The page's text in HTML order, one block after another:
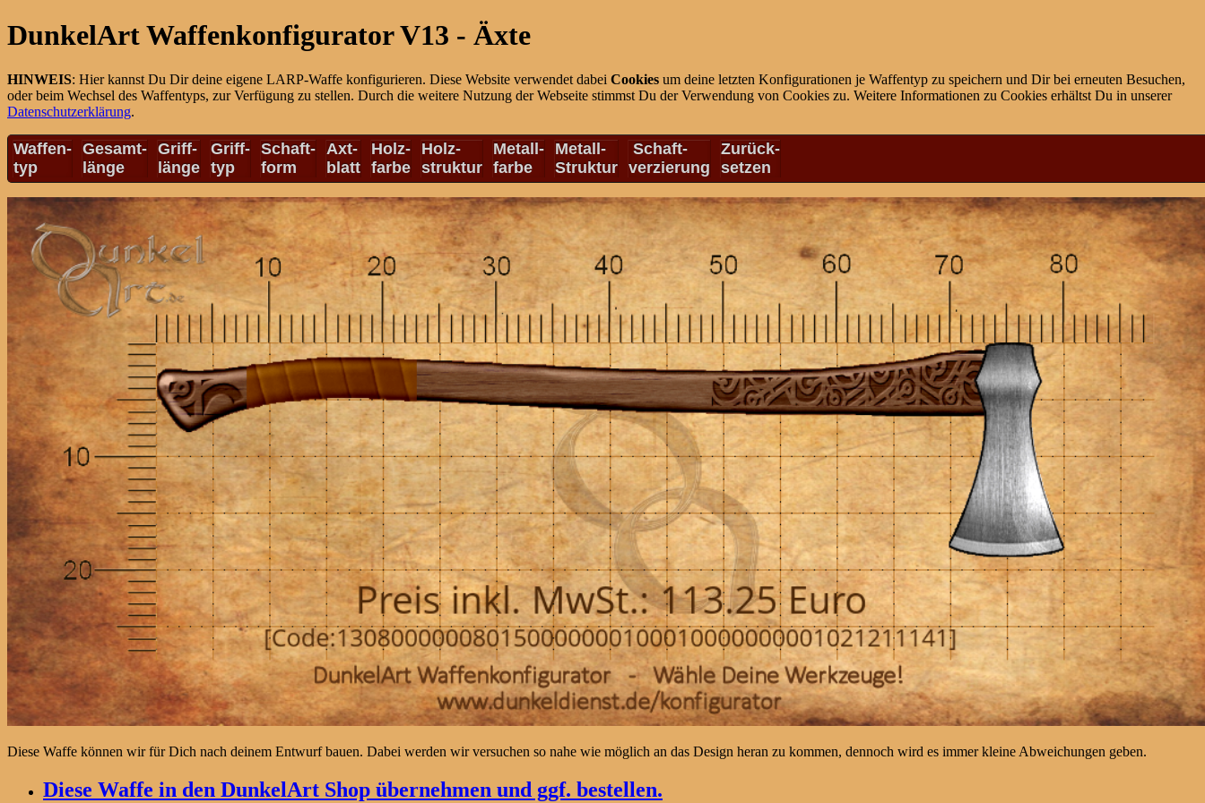
DunkelArt Waffenkonfigurator V13 - Äxte
HINWEIS: Hier kannst Du Dir deine eigene LARP-Waffe konfigurieren. Diese Website verwendet dabei Cookies um deine letzten Konfigurationen je Waffentyp zu speichern und Dir bei erneuten Besuchen,
oder beim Wechsel des Waffentyps, zur Verfügung zu stellen. Durch die weitere Nutzung der Webseite stimmst Du der Verwendung von Cookies zu. Weitere Informationen zu Cookies erhältst Du in unserer
Datenschutzerklärung.
Waffen-
typ
Gesamt-
länge
Griff-
länge
Griff-
typ
Schaft-
form
Axt-
blatt
Holz-
farbe
Holz-
struktur
Metall-
farbe
Metall-
Struktur
Schaft-
verzierung
Zurück-
setzen
Diese Waffe können wir für Dich nach deinem Entwurf bauen. Dabei werden wir versuchen so nahe wie möglich an das Design heran zu kommen, dennoch wird es immer kleine Abweichungen geben.
Diese Waffe in den DunkelArt Shop übernehmen und ggf. bestellen.